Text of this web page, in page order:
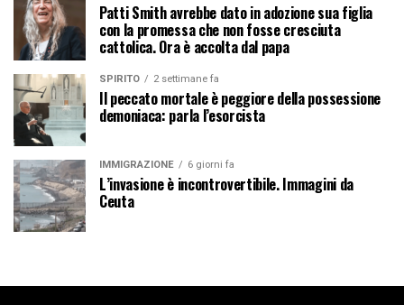
Patti Smith avrebbe dato in adozione sua figlia
con la promessa che non fosse cresciuta
cattolica. Ora è accolta dal papa
SPIRITO 2 settimane fa
Il peccato mortale è peggiore della possessione
demoniaca: parla l’esorcista
IMMIGRAZIONE 6 giorni fa
L’invasione è incontrovertibile. Immagini da
Ceuta